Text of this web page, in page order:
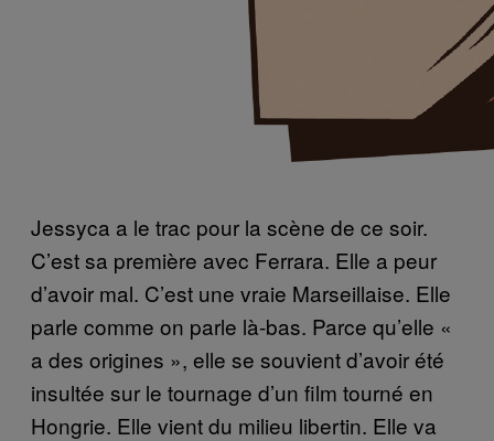
Jessyca a le trac pour la scène de ce soir.
C’est sa première avec Ferrara. Elle a peur
d’avoir mal. C’est une vraie Marseillaise. Elle
parle comme on parle là-bas. Parce qu’elle «
a des origines », elle se souvient d’avoir été
insultée sur le tournage d’un film tourné en
Hongrie. Elle vient du milieu libertin. Elle va